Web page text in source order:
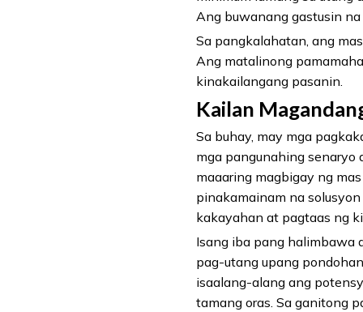
Ang buwanang gastusin
Sa pangkalahatan, ang
Ang matalinong
kinakailangang pasanin.
Kailan
Sa buhay, may mga
mga pangunahing senaryo
maaaring magbigay ng
pinakamainam na
kakayahan at pagtaas ng
Isang iba pang halimbawa
pag-utang upang
isaalang-alang ang
tamang oras. Sa ganitong